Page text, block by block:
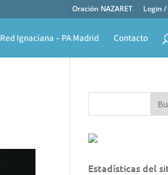
Oración NAZARET Login
Red Ignaciana – PA Madrid Contacto
Estadísticas del